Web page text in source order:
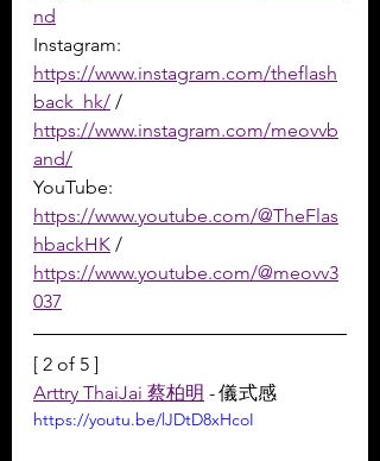
nd
Instagram:
https://www.instagram.com/theflash
back_hk/ /
https://www.instagram.com/meovvb
and/
YouTube:
https://www.youtube.com/@TheFlas
hbackHK /
https://www.youtube.com/@meovv3
037
[ 2 of 5 ]
Arttry ThaiJai 蔡柏明 - 儀式感
https://youtu.be/lJDtD8xHcoI